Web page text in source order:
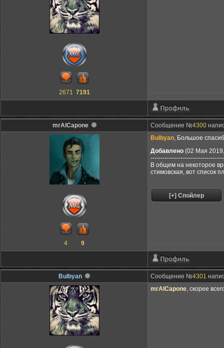
2671 7191
mrAlCapone Сообщение №4300
4 9
Bulbyan, Большое
Добавлено (02 Мая
В общем на некоторое
стимовская, вот список
Bulbyan Сообщение №4301
mrAlCapone, скорее